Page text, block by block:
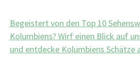
Begeistert von den Top 10
Kolumbiens? Wirf einen Blick auf
und entdecke Kolumbiens Schätze